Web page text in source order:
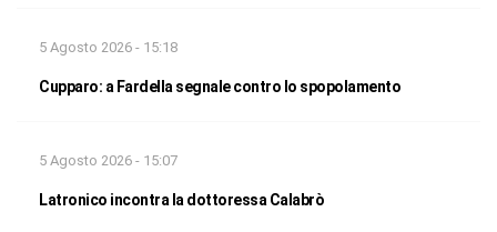
5 Agosto 2026 - 15:18
Cupparo: a Fardella segnale contro lo spopolamento
5 Agosto 2026 - 15:07
Latronico incontra la dottoressa Calabrò